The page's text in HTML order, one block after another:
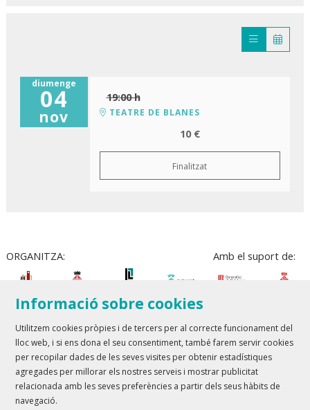
diumenge
04
nov
19:00 h
TEATRE DE BLANES
10 €
Finalitzat
ORGANITZA: Amb el suport de:
Teatre Lloret de Mar| T 972 361 835
Teatre de Blanes| T 972 358 473
Sitemap Avís Legal Ús de Cookies Contactar
Informació sobre cookies
Utilitzem cookies pròpies i de tercers per al correcte funcionament del
lloc web, i si ens dona el seu consentiment, també farem servir cookies
per recopilar dades de les seves visites per obtenir estadístiques
agregades per millorar els nostres serveis i mostrar publicitat
relacionada amb les seves preferències a partir dels seus hàbits de
navegació.